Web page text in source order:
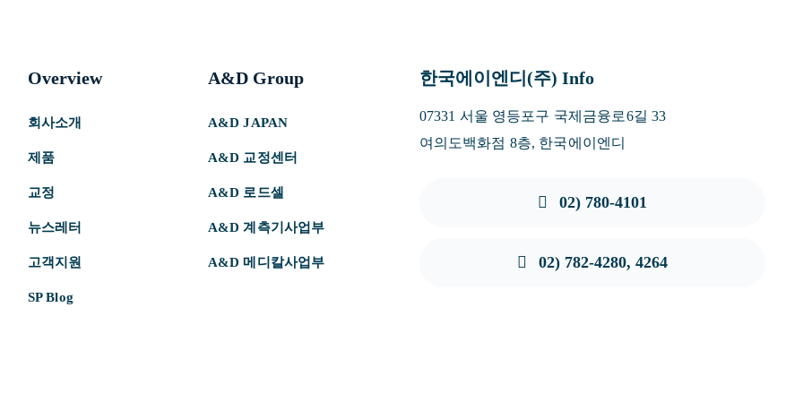
Overview A&D Group
회사소개
제품
교정
뉴스레터
고객지원
SP Blog
A&D JAPAN
A&D 교정센터
A&D 로드셀
A&D 계측기사업부
A&D 메디칼사업부
한국에이엔디(주) Info
07331 서울 영등포구 국제금융로6길 33
여의도백화점 8층, 한국에이엔디
02) 780-4101
02) 782-4280, 4264